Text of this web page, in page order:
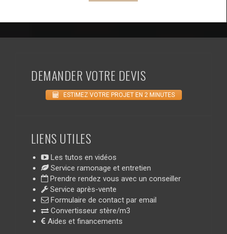
DEMANDER VOTRE DEVIS
ESTIMEZ VOTRE PROJET EN 2 MINUTES
LIENS UTILES
Les tutos en vidéos
Service ramonage et entretien
Prendre rendez vous avec un conseiller
Service après-vente
Formulaire de contact par email
Convertisseur stère/m3
Aides et financements